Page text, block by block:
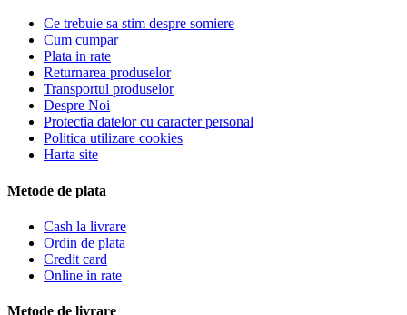
Ce trebuie sa stim despre somiere
Cum cumpar
Plata in rate
Returnarea produselor
Transportul produselor
Despre Noi
Protectia datelor cu caracter personal
Politica utilizare cookies
Harta site
Metode de plata
Cash la livrare
Ordin de plata
Credit card
Online in rate
Metode de livrare